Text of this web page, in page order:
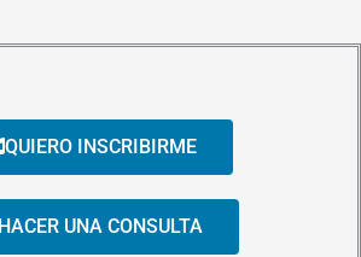
QUIERO INSCRIBIRME
HACER UNA CONSULTA